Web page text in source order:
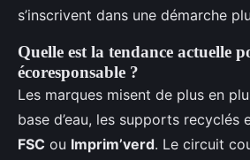
s’inscrivent dans une démarche
Quelle est la tendance actuelle
écoresponsable ?
Les marques misent de plus en
base d’eau, les supports
FSC ou Imprim’verd. Le circuit